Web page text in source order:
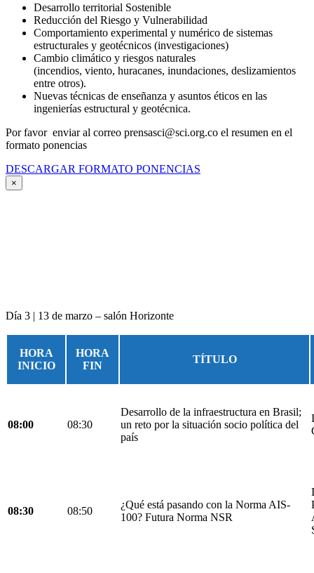
Desarrollo territorial Sostenible
Reducción del Riesgo y Vulnerabilidad
Comportamiento experimental y numérico de sistemas
estructurales y geotécnicos (investigaciones)
Cambio climático y riesgos naturales
(incendios, viento, huracanes, inundaciones, deslizamientos
entre otros).
Nuevas técnicas de enseñanza y asuntos éticos en las
ingenierías estructural y geotécnica.
Por favor enviar al correo prensasci@sci.org.co el resumen en el
formato ponencias
DESCARGAR FORMATO PONENCIAS
×
Día 3 | 13 de marzo – salón Horizonte
HORA
INICIO
HORA
FIN
TÍTULO
08:00 08:30
Desarrollo de la infraestructura en Brasil;
un reto por la situación socio política del
país
08:30 08:50
¿Qué está pasando con la Norma AIS-
100? Futura Norma NSR